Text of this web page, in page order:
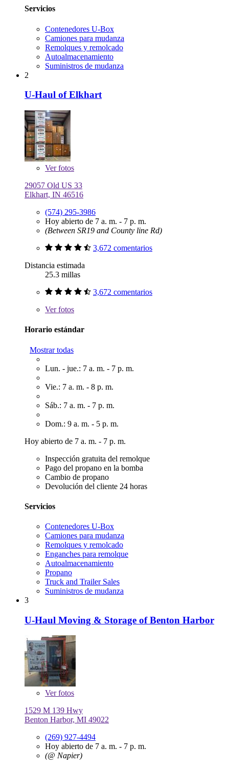
Servicios
Contenedores U-Box
Camiones para mudanza
Remolques y remolcado
Autoalmacenamiento
Suministros de mudanza
2
U-Haul of Elkhart
Verfotos
29057 Old US 33
Elkhart, IN 46516
(574) 295-3986
Hoy abierto de 7 a. m. - 7 p. m.
(Between SR19 and County line Rd)
3,672 comentarios
Distancia estimada
25.3 millas
3,672 comentarios
Verfotos
Horario estándar
Mostrar todas
Lun. - jue.: 7 a. m. - 7 p. m.
Vie.: 7 a. m. - 8 p. m.
Sáb.: 7 a. m. - 7 p. m.
Dom.: 9 a. m. - 5 p. m.
Hoy abierto de 7 a. m. - 7 p. m.
Inspección gratuita del remolque
Pago del propano en la bomba
Cambio de propano
Devolución del cliente 24 horas
Servicios
Contenedores U-Box
Camiones para mudanza
Remolques y remolcado
Enganches para remolque
Autoalmacenamiento
Propano
Truck and Trailer Sales
Suministros de mudanza
3
U-Haul Moving & Storage of Benton Harbor
Verfotos
1529 M 139 Hwy
Benton Harbor, MI 49022
(269) 927-4494
Hoy abierto de 7 a. m. - 7 p. m.
(@ Napier)